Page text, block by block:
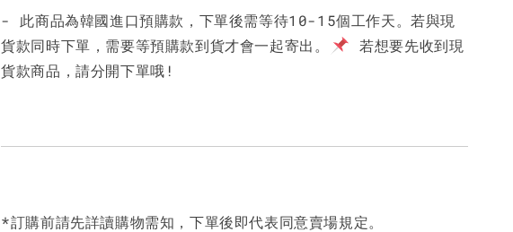
- 此商品為韓國進口預購款，下單後需等待10-15個工作天。若與現
貨款同時下單，需要等預購款到貨才會一起寄出。
若想要先收到現
貨款商品，請分開下單哦!
*訂購前請先詳讀購物需知，下單後即代表同意賣場規定。